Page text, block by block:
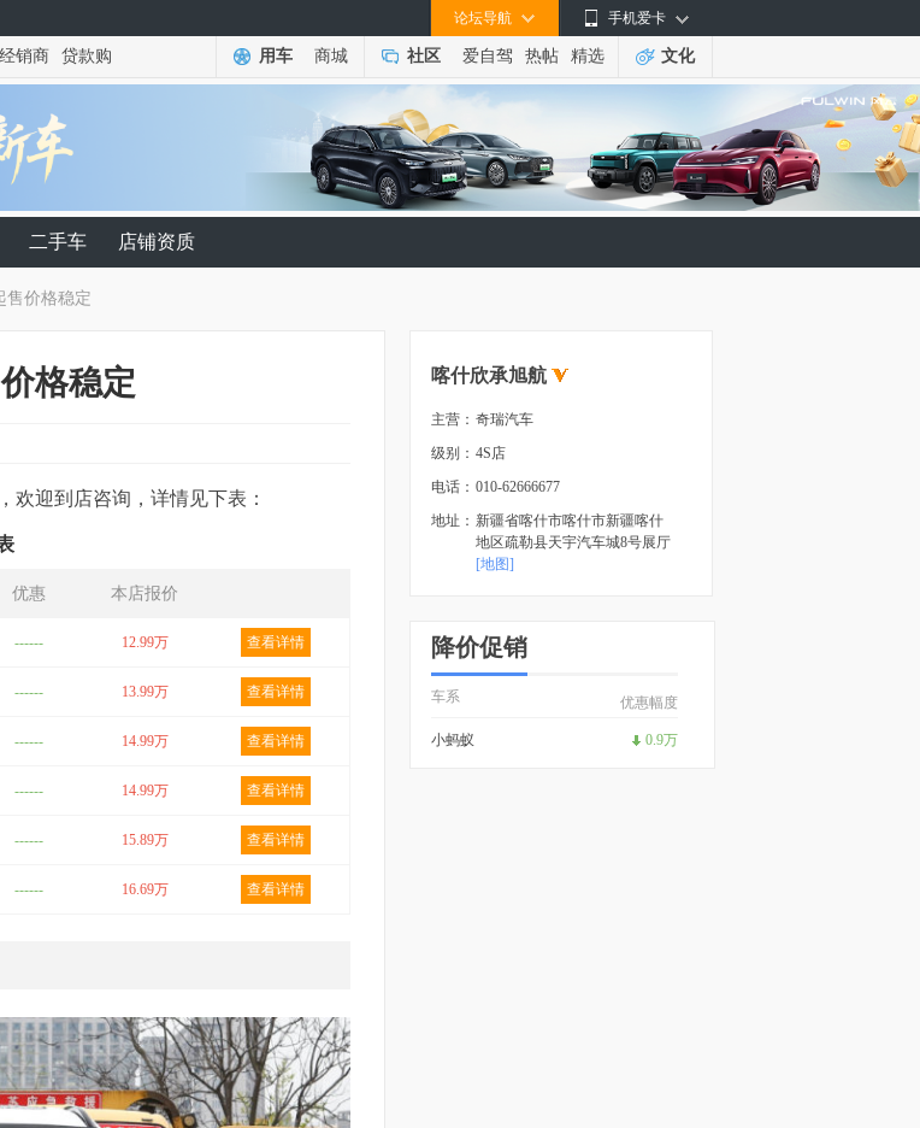
手机爱卡
论坛导航
经销商 贷款购 用车 商城 社区 爱自驾 热帖 精选 文化
二手车 店铺资质
售价格稳定
格稳定
欢迎到店咨询，详情见下表：
优惠 本店报价
------ 12.99万 查看详情
------ 13.99万 查看详情
------ 14.99万 查看详情
------ 14.99万 查看详情
------ 15.89万 查看详情
------ 16.69万 查看详情
喀什欣承旭航
主营： 奇瑞汽车
级别： 4S店
电话： 010-62666677
地址： 新疆省喀什市喀什市新疆喀什
地区疏勒县天宇汽车城8号展厅
[地图]
降价促销
车系 优惠幅度
小蚂蚁 0.9万